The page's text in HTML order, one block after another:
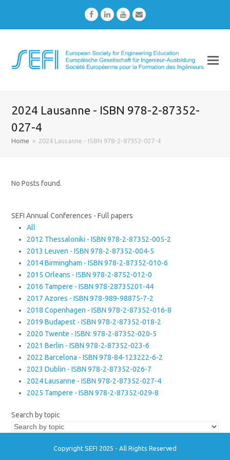
FacebookLinkedInYoutubeEmail
2024 Lausanne - ISBN 978-2-87352-
027-4
Home » 2024 Lausanne - ISBN 978-2-87352-027-4
No Posts found.
SEFI Annual Conferences - Full papers
All
2012 Thessaloniki - ISBN 978-2-87352-005-2
2013 Leuven - ISBN 978-2-87352-004-5
2014 Birmingham - ISBN 978-2-87352-010-6
2015 Orleans - ISBN 978-2-8752-012-0
2016 Tampere - ISBN 978-28735201-44
2017 Azores - ISBN 978-989-98875-7-2
2018 Copenhagen - ISBN 978-2-87352-016-8
2019 Budapest - ISBN 978-2-87352-018-2
2020 Twente - ISBN: 978-2-87352-020-5
2021 Berlin - ISBN 978-2-87352-023-6
2022 Barcelona - ISBN 978-84-123222-6-2
2023 Dublin - ISBN 978-2-87352-026-7
2024 Lausanne - ISBN 978-2-87352-027-4
2025 Tampere - ISBN 978-2-87352-029-8
Search by topic
Copyright SEFI 2025 - All Rights Reserved